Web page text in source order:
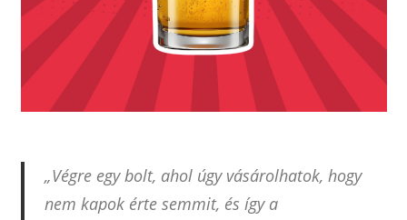
„Végre egy bolt, ahol úgy vásárolhatok, hogy
nem kapok érte semmit, és így a